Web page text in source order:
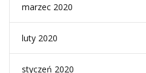
marzec 2020
luty 2020
styczeń 2020